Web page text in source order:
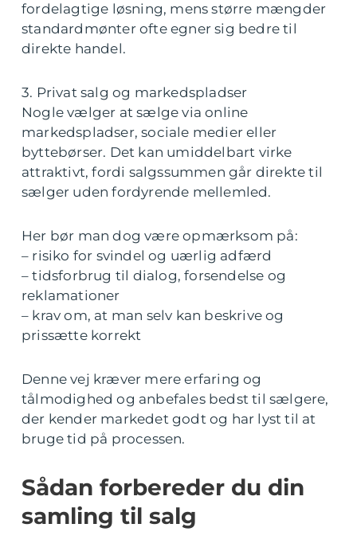
fordelagtige løsning, mens større mængder
standardmønter ofte egner sig bedre til
direkte handel.
3. Privat salg og markedspladser
Nogle vælger at sælge via online
markedspladser, sociale medier eller
byttebørser. Det kan umiddelbart virke
attraktivt, fordi salgssummen går direkte til
sælger uden fordyrende mellemled.
Her bør man dog være opmærksom på:
– risiko for svindel og uærlig adfærd
– tidsforbrug til dialog, forsendelse og
reklamationer
– krav om, at man selv kan beskrive og
prissætte korrekt
Denne vej kræver mere erfaring og
tålmodighed og anbefales bedst til sælgere,
der kender markedet godt og har lyst til at
bruge tid på processen.
Sådan forbereder du din
samling til salg